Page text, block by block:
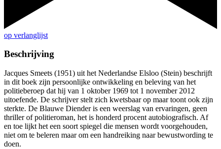
op verlanglijst
Beschrijving
Jacques Smeets (1951) uit het Nederlandse Elsloo (Stein) beschrijft
in dit boek zijn persoonlijke ontwikkeling en beleving van het
politieberoep dat hij van 1 oktober 1969 tot 1 november 2012
uitoefende. De schrijver stelt zich kwetsbaar op maar toont ook zijn
sterkte. De Blauwe Diender is een weerslag van ervaringen, geen
thriller of politieroman, het is honderd procent autobiografisch. Af
en toe lijkt het een soort spiegel die mensen wordt voorgehouden,
niet om te beleren maar om een handreiking naar bewustwording te
doen.